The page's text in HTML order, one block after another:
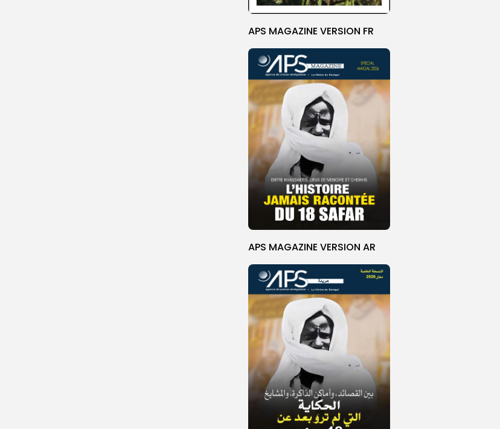
APS MAGAZINE VERSION FR
APS MAGAZINE VERSION AR